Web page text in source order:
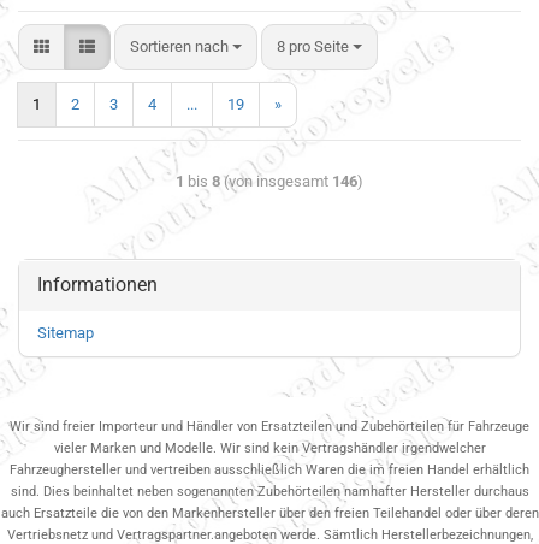
Sortieren nach 8 pro Seite
1 2 3 4 ... 19 »
1 bis 8 (von insgesamt 146)
Informationen
Sitemap
Wir sind freier Importeur und Händler von Ersatzteilen und Zubehörteilen für Fahrzeuge
vieler Marken und Modelle. Wir sind kein Vertragshändler irgendwelcher
Fahrzeughersteller und vertreiben ausschließlich Waren die im freien Handel erhältlich
sind. Dies beinhaltet neben sogenannten Zubehörteilen namhafter Hersteller durchaus
auch Ersatzteile die von den Markenhersteller über den freien Teilehandel oder über deren
Vertriebsnetz und Vertragspartner.angeboten werde. Sämtlich Herstellerbezeichnungen,